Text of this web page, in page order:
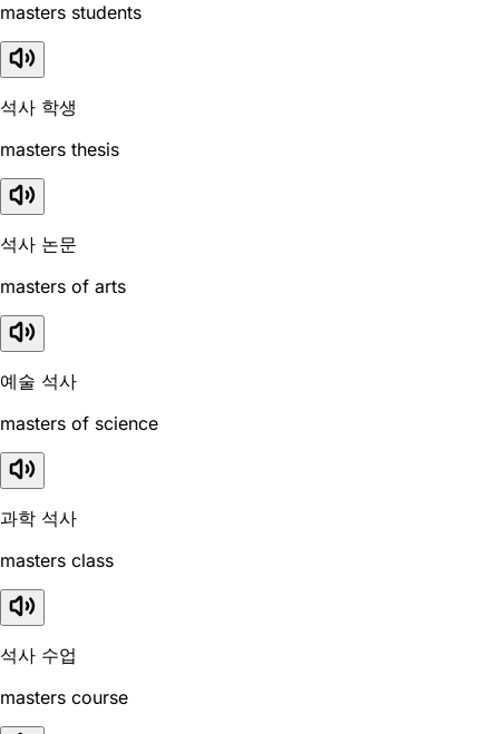
masters students
석사 학생
masters thesis
석사 논문
masters of arts
예술 석사
masters of science
과학 석사
masters class
석사 수업
masters course